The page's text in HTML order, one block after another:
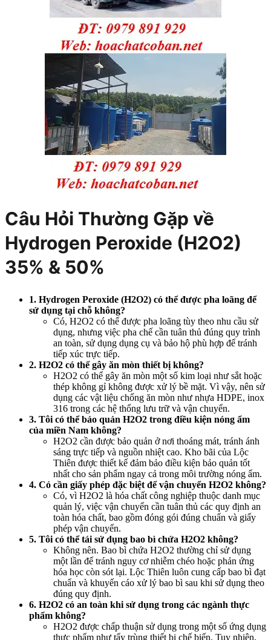
Câu Hỏi Thường Gặp về
Hydrogen Peroxide (H2O2)
35% & 50%
1. Hydrogen Peroxide (H2O2) có thể được pha loãng để
sử dụng tại chỗ không?
Có, H2O2 có thể được pha loãng tùy theo nhu cầu sử
dụng, nhưng việc pha chế cần tuân thủ đúng quy trình
an toàn, sử dụng dụng cụ và bảo hộ phù hợp để tránh
tiếp xúc trực tiếp.
2. H2O2 có thể gây ăn mòn thiết bị không?
H2O2 có thể gây ăn mòn một số kim loại như sắt hoặc
thép không gỉ không được xử lý bề mặt. Vì vậy, nên sử
dụng các vật liệu chống ăn mòn như nhựa HDPE, inox
316 trong các hệ thống lưu trữ và vận chuyển.
3. Tôi có thể bảo quản H2O2 trong điều kiện nóng ẩm
của miền Nam không?
H2O2 cần được bảo quản ở nơi thoáng mát, tránh ánh
sáng trực tiếp và nguồn nhiệt cao. Kho bãi của Lộc
Thiên được thiết kế đảm bảo điều kiện bảo quản tốt
nhất cho sản phẩm ngay cả trong môi trường nóng ẩm.
4. Có cần giấy phép đặc biệt để vận chuyển H2O2 không?
Có, vì H2O2 là hóa chất công nghiệp thuộc danh mục
quản lý, việc vận chuyển cần tuân thủ các quy định an
toàn hóa chất, bao gồm đóng gói đúng chuẩn và giấy
phép vận chuyển.
5. Tôi có thể tái sử dụng bao bì chứa H2O2 không?
Không nên. Bao bì chứa H2O2 thường chỉ sử dụng
một lần để tránh nguy cơ nhiễm chéo hoặc phản ứng
hóa học còn sót lại. Lộc Thiên luôn cung cấp bao bì đạt
chuẩn và khuyến cáo xử lý bao bì sau khi sử dụng theo
đúng quy định.
6. H2O2 có an toàn khi sử dụng trong các ngành thực
phẩm không?
H2O2 được chấp thuận sử dụng trong một số ứng dụng
thực phẩm như tẩy trùng thiết bị chế biến. Tuy nhiên,